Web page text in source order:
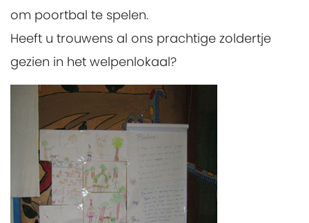
om poortbal te spelen.
Heeft u trouwens al ons prachtige zoldertje
gezien in het welpenlokaal?